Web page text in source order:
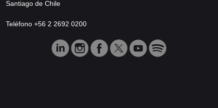
Santiago de Chile
Teléfono +56 2 2692 0200